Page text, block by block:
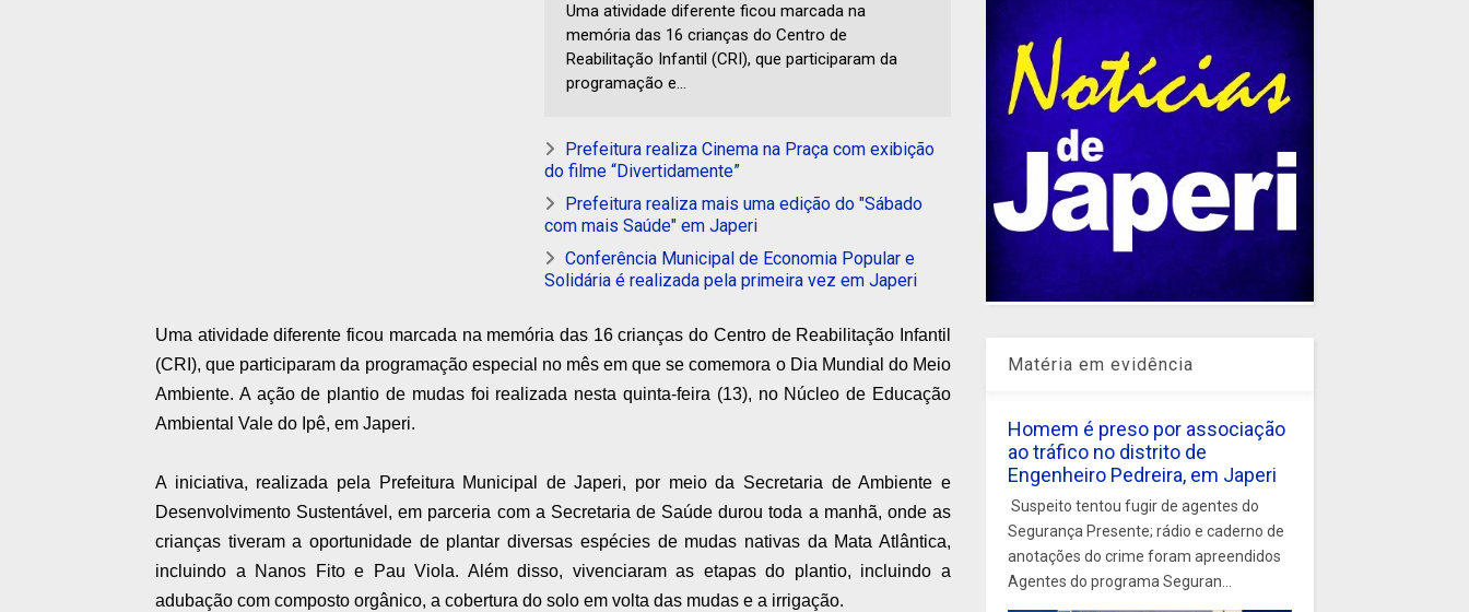
Uma atividade diferente ficou marcada na
memória das 16 crianças do Centro de
Reabilitação Infantil (CRI), que participaram da
programação e...
Prefeitura realiza Cinema na Praça com exibição
do filme “Divertidamente”
Prefeitura realiza mais uma edição do "Sábado
com mais Saúde" em Japeri
Conferência Municipal de Economia Popular e
Solidária é realizada pela primeira vez em Japeri
Uma atividade diferente ficou marcada na memória das 16 crianças do Centro de Reabilitação Infantil
(CRI), que participaram da programação especial no mês em que se comemora o Dia Mundial do Meio
Ambiente. A ação de plantio de mudas foi realizada nesta quinta-feira (13), no Núcleo de Educação
Ambiental Vale do Ipê, em Japeri.
A iniciativa, realizada pela Prefeitura Municipal de Japeri, por meio da Secretaria de Ambiente e
Desenvolvimento Sustentável, em parceria com a Secretaria de Saúde durou toda a manhã, onde as
crianças tiveram a oportunidade de plantar diversas espécies de mudas nativas da Mata Atlântica,
incluindo a Nanos Fito e Pau Viola. Além disso, vivenciaram as etapas do plantio, incluindo a
adubação com composto orgânico, a cobertura do solo em volta das mudas e a irrigação.
Matéria em evidência
Homem é preso por associação
ao tráfico no distrito de
Engenheiro Pedreira, em Japeri
Suspeito tentou fugir de agentes do
Segurança Presente; rádio e caderno de
anotações do crime foram apreendidos
Agentes do programa Seguran...